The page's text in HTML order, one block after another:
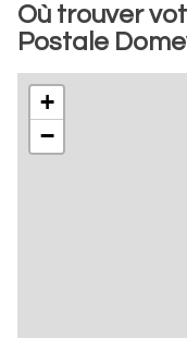
Où trouver
Postale
+
−